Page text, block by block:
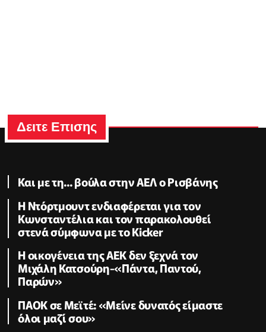
Δειτε Επισης
Και με τη... βούλα στην ΑΕΛ ο Ρισβάνης
Η Ντόρτμουντ ενδιαφέρεται για τον
Κωνσταντέλια και τον παρακολουθεί
στενά σύμφωνα με το Kicker
Η οικογένεια της ΑΕΚ δεν ξεχνά τον
Μιχάλη Κατσούρη-«Πάντα, Παντού,
Παρών»
ΠΑΟΚ σε Μεϊτέ: «Μείνε δυνατός είμαστε
όλοι μαζί σου»